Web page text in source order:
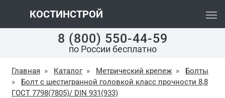
КОСТИНСТРОЙ
8 (800) 550-44-59
по России бесплатно
Главная » Каталог » Метрический крепеж »
Болты
»
Болт с шестигранной головкой класс прочности 8,8
ГОСТ 7798(7805)/ DIN 931(933)